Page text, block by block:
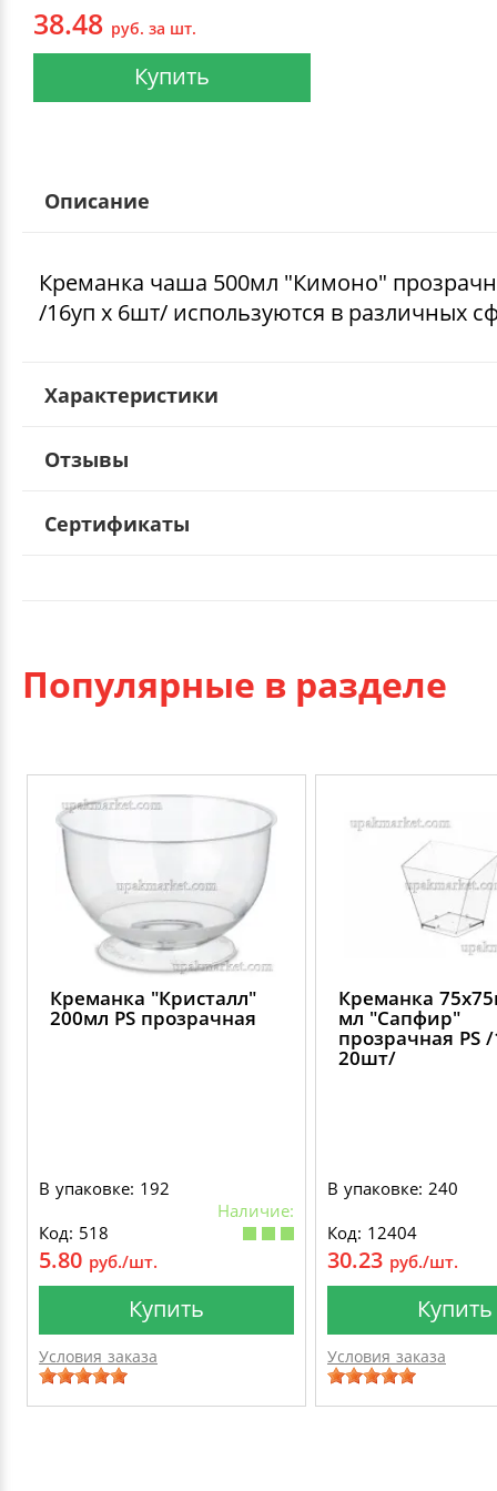
38.48 руб. за шт.
Купить
Описание
Креманка чаша 500мл "Кимоно"
/16уп х 6шт/ используются в различных
Характеристики
Отзывы
Сертификаты
Популярные в разделе
Креманка "Кристалл"
200мл PS прозрачная
В упаковке: 192
Наличие:
Код: 518
5.80 руб./шт.
Купить
Условия заказа
Креманка
мл "Сапфир"
прозрачная PS
20шт/
В упаковке: 240
Код: 12404
30.23 руб./шт.
Купить
Условия заказа